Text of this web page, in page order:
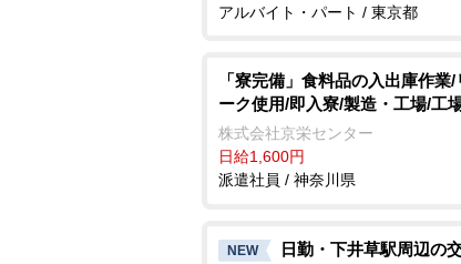
アルバイト・パート / 東京都
「寮完備」食料品の入出庫作業/
ーク使用/即入寮/製造・工場/工
株式会社京栄センター
日給1,600円
派遣社員 / 神奈川県
NEW
日勤・下井草駅周辺の